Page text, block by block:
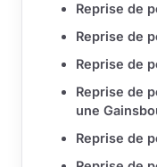
Reprise de
Reprise de
Reprise de
Reprise de
une
Reprise de